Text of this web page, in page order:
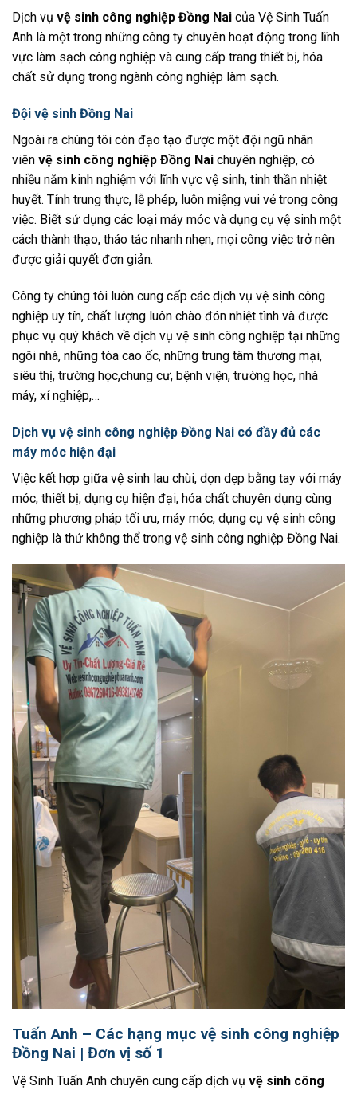
Dịch vụ vệ sinh công nghiệp Đồng Nai của Vệ Sinh Tuấn
Anh là một trong những công ty chuyên hoạt động trong lĩnh
vực làm sạch công nghiệp và cung cấp trang thiết bị, hóa
chất sử dụng trong ngành công nghiệp làm sạch.
Đội vệ sinh Đồng Nai
Ngoài ra chúng tôi còn đạo tạo được một đội ngũ nhân
viên vệ sinh công nghiệp Đồng Nai chuyên nghiệp, có
nhiều năm kinh nghiệm với lĩnh vực vệ sinh, tinh thần nhiệt
huyết. Tính trung thực, lễ phép, luôn miệng vui vẻ trong công
việc. Biết sử dụng các loại máy móc và dụng cụ vệ sinh một
cách thành thạo, tháo tác nhanh nhẹn, mọi công việc trở nên
được giải quyết đơn giản.
Công ty chúng tôi luôn cung cấp các dịch vụ vệ sinh công
nghiệp uy tín, chất lượng luôn chào đón nhiệt tình và được
phục vụ quý khách về dịch vụ vệ sinh công nghiệp tại những
ngôi nhà, những tòa cao ốc, những trung tâm thương mại,
siêu thị, trường học,chung cư, bệnh viện, trường học, nhà
máy, xí nghiệp,…
Dịch vụ vệ sinh công nghiệp Đồng Nai có đầy đủ các
máy móc hiện đại
Việc kết hợp giữa vệ sinh lau chùi, dọn dẹp bằng tay với máy
móc, thiết bị, dụng cụ hiện đại, hóa chất chuyên dụng cùng
những phương pháp tối ưu, máy móc, dụng cụ vệ sinh công
nghiệp là thứ không thể trong vệ sinh công nghiệp Đồng Nai.
Tuấn Anh – Các hạng mục vệ sinh công nghiệp
Đồng Nai | Đơn vị số 1
Vệ Sinh Tuấn Anh chuyên cung cấp dịch vụ vệ sinh công